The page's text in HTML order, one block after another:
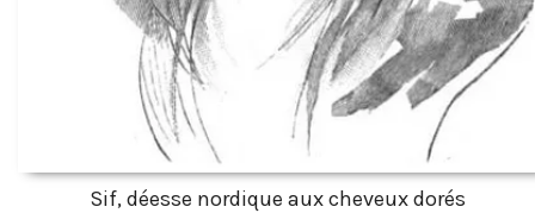
Sif, déesse nordique aux cheveux dorés